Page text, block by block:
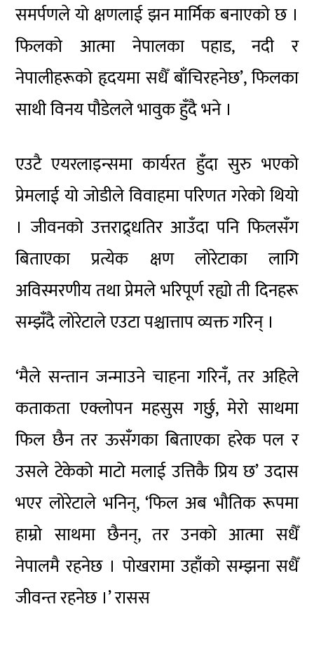
समर्पणले यो क्षणलाई झन मार्मिक बनाएको छ ।
फिलको आत्मा नेपालका पहाड, नदी र
नेपालीहरूको हृदयमा सधैँ बाँचिरहनेछ’, फिलका
साथी विनय पौडेलले भावुक हुँदै भने ।
एउटै एयरलाइन्समा कार्यरत हुँदा सुरु भएको
प्रेमलाई यो जोडीले विवाहमा परिणत गरेको थियो
। जीवनको उत्तराद्र्धतिर आउँदा पनि फिलसँग
बिताएका प्रत्येक क्षण लोरेटाका लागि
अविस्मरणीय तथा प्रेमले भरिपूर्ण रह्यो ती दिनहरू
सम्झँदै लोरेटाले एउटा पश्चात्ताप व्यक्त गरिन् ।
‘मैले सन्तान जन्माउने चाहना गरिनँ, तर अहिले
कताकता एक्लोपन महसुस गर्छु, मेरो साथमा
फिल छैन तर ऊसँगका बिताएका हरेक पल र
उसले टेकेको माटो मलाई उत्तिकै प्रिय छ’ उदास
भएर लोरेटाले भनिन्, ‘फिल अब भौतिक रूपमा
हाम्रो साथमा छैनन्, तर उनको आत्मा सधैँ
नेपालमै रहनेछ । पोखरामा उहाँको सम्झना सधैँ
जीवन्त रहनेछ ।’ रासस